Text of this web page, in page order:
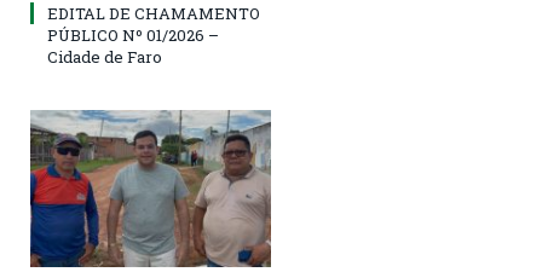
EDITAL DE CHAMAMENTO
PÚBLICO Nº 01/2026 –
Cidade de Faro